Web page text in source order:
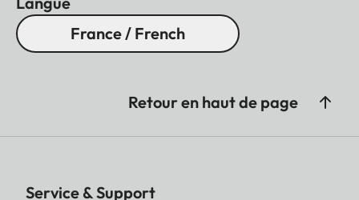
fonctionnalités éprouvées sur le terrain, ce qui en
fait un compagnon fiable en toutes situations de
France / French
Retour en haut de page
Service & Support